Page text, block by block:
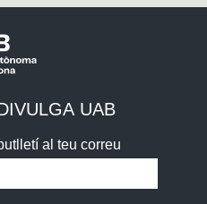
UAB
al teu correu